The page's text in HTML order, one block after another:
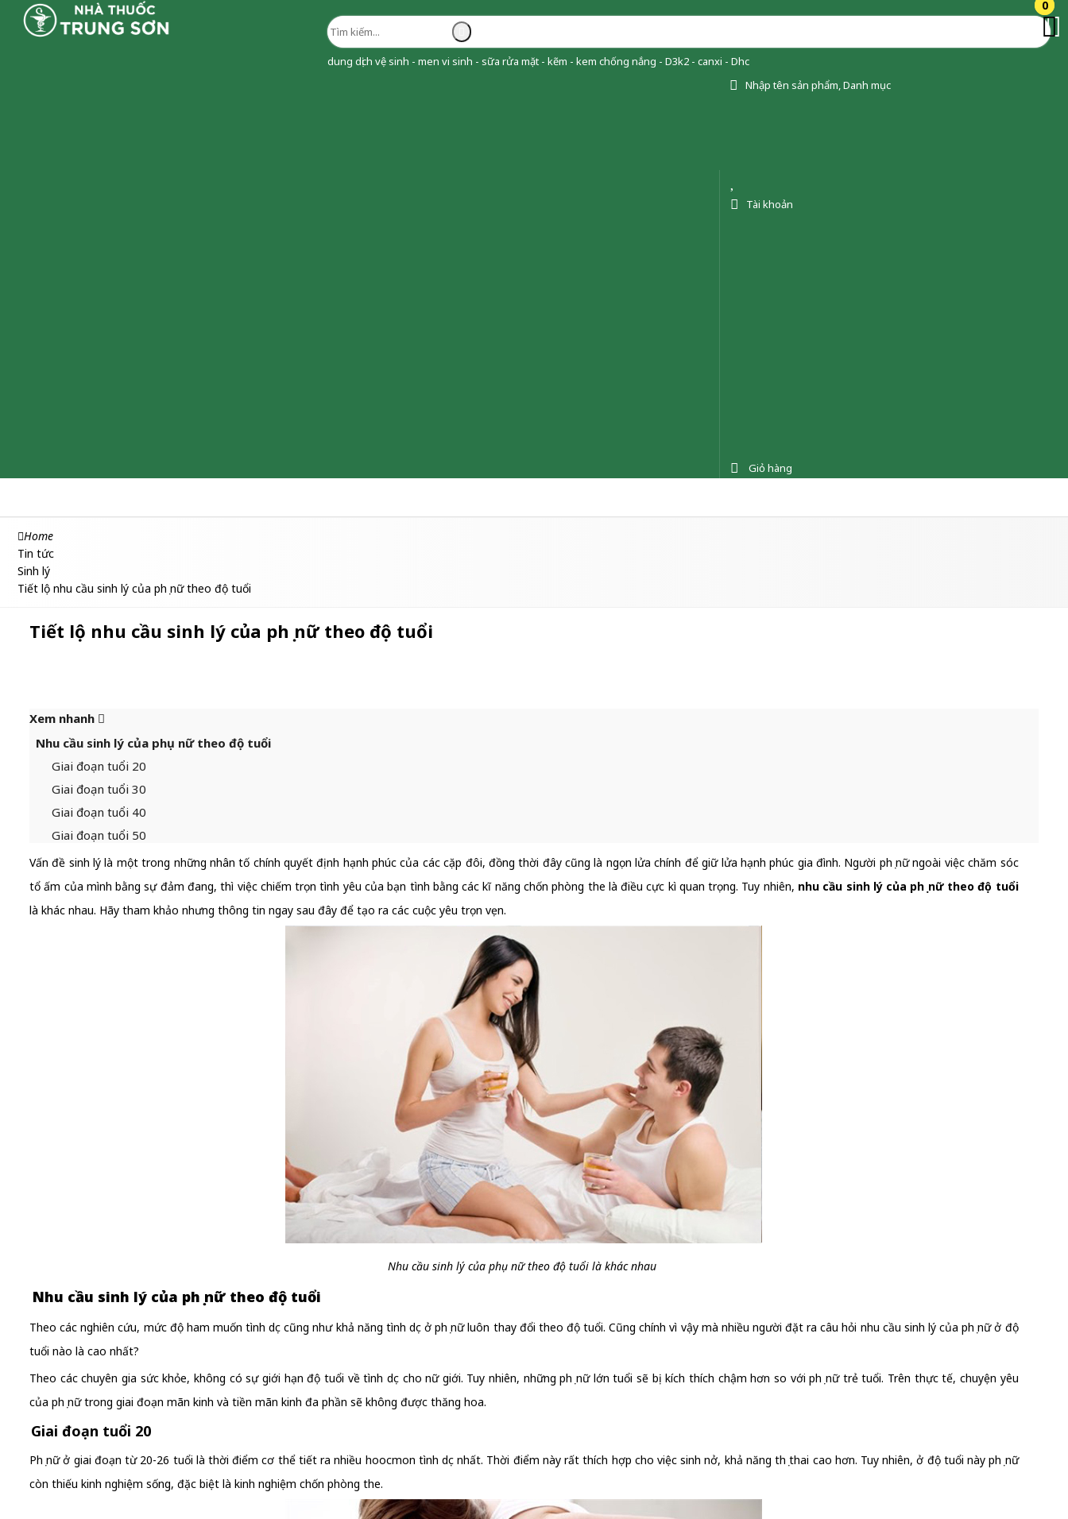
dung dịch vệ sinh - men vi sinh - sữa rửa mặt - kẽm - kem chống nắng - D3k2 - canxi - Dhc
Nhập tên sản phẩm, Danh mục
0
Tài khoản
0
Giỏ hàng
Home
Tin tức
Sinh lý
Tiết lộ nhu cầu sinh lý của phụ nữ theo độ tuổi
Tiết lộ nhu cầu sinh lý của phụ nữ theo độ tuổi
Xem nhanh
Nhu cầu sinh lý của phụ nữ theo độ tuổi
Giai đoạn tuổi 20
Giai đoạn tuổi 30
Giai đoạn tuổi 40
Giai đoạn tuổi 50
Vấn đề sinh lý là một trong những nhân tố chính quyết định hạnh phúc của các cặp đôi, đồng thời đây cũng là ngọn lửa chính để giữ lửa hạnh phúc gia đình. Người phụ nữ ngoài việc chăm sóc
tổ ấm của mình bằng sự đảm đang, thì việc chiếm trọn tình yêu của bạn tình bằng các kĩ năng chốn phòng the là điều cực kì quan trọng. Tuy nhiên, nhu cầu sinh lý của phụ nữ theo độ tuổi
là khác nhau. Hãy tham khảo nhưng thông tin ngay sau đây để tạo ra các cuộc yêu trọn vẹn.
Nhu cầu sinh lý của phụ nữ theo độ tuổi là khác nhau
Nhu cầu sinh lý của phụ nữ theo độ tuổi
Theo các nghiên cứu, mức độ ham muốn tình dục cũng như khả năng tình dục ở phụ nữ luôn thay đổi theo độ tuổi. Cũng chính vì vậy mà nhiều người đặt ra câu hỏi nhu cầu sinh lý của phụ nữ ở độ
tuổi nào là cao nhất?
Theo các chuyên gia sức khỏe, không có sự giới hạn độ tuổi về tình dục cho nữ giới. Tuy nhiên, những phụ nữ lớn tuổi sẽ bị kích thích chậm hơn so với phụ nữ trẻ tuổi. Trên thực tế, chuyện yêu
của phụ nữ trong giai đoạn mãn kinh và tiền mãn kinh đa phần sẽ không được thăng hoa.
Giai đoạn tuổi 20
Phụ nữ ở giai đoạn từ 20-26 tuổi là thời điểm cơ thể tiết ra nhiều hoocmon tình dục nhất. Thời điểm này rất thích hợp cho việc sinh nở, khả năng thụ thai cao hơn. Tuy nhiên, ở độ tuổi này phụ nữ
còn thiếu kinh nghiệm sống, đặc biệt là kinh nghiệm chốn phòng the.